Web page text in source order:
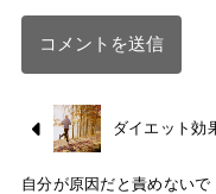
ダイエット効
自分が原因だと責めない